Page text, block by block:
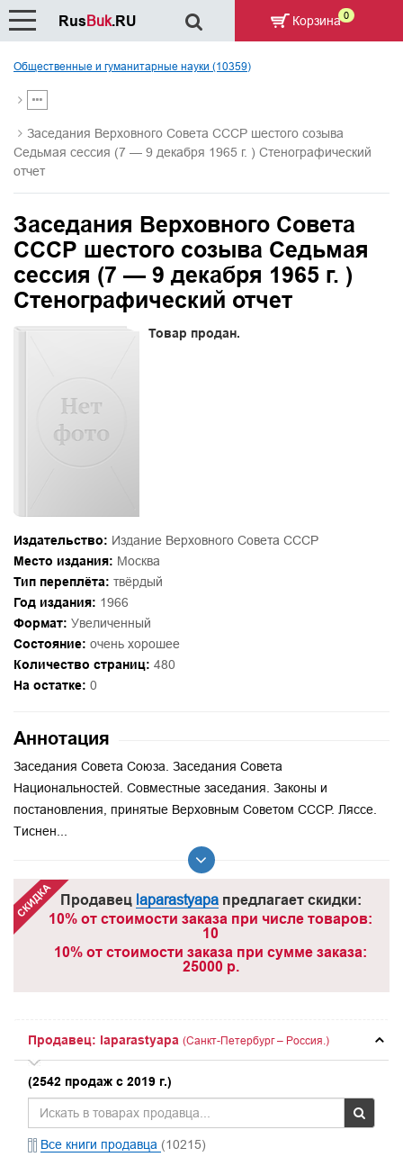
Общественные и гуманитарные науки (10359)
Заседания Верховного Совета СССР шестого созыва
Седьмая сессия (7 — 9 декабря 1965 г. ) Стенографический
отчет
Заседания Верховного Совета
СССР шестого созыва Седьмая
сессия (7 — 9 декабря 1965 г. )
Стенографический отчет
Товар продан.
Издательство: Издание Верховного Совета СССР
Место издания: Москва
Тип переплёта: твёрдый
Год издания: 1966
Формат: Увеличенный
Состояние: очень хорошее
Количество страниц: 480
На остатке: 0
Аннотация
Заседания Совета Союза. Заседания Совета
Национальностей. Совместные заседания. Законы и
постановления, принятые Верховным Советом СССР. Ляссе.
Тиснен...
Продавец laparastyapaпредлагает скидки:
10% от стоимости заказа при числе товаров:
10
10% от стоимости заказа при сумме заказа:
25000 р.
Продавец: laparastyapa (Санкт-Петербург – Россия.)
(2542 продаж с 2019 г.)
Все книги продавца (10215)
RusBuk.RU Корзина 0